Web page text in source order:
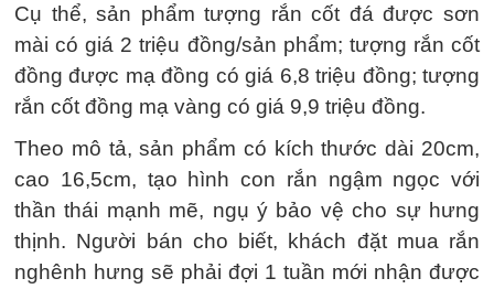
Cụ thể, sản phẩm tượng rắn cốt đá được sơn
mài có giá 2 triệu đồng/sản phẩm; tượng rắn cốt
đồng được mạ đồng có giá 6,8 triệu đồng; tượng
rắn cốt đồng mạ vàng có giá 9,9 triệu đồng.
Theo mô tả, sản phẩm có kích thước dài 20cm,
cao 16,5cm, tạo hình con rắn ngậm ngọc với
thần thái mạnh mẽ, ngụ ý bảo vệ cho sự hưng
thịnh. Người bán cho biết, khách đặt mua rắn
nghênh hưng sẽ phải đợi 1 tuần mới nhận được